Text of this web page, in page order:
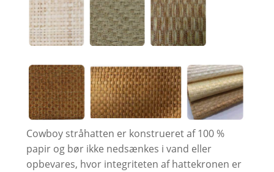
Cowboy stråhatten er konstrueret af 100 %
papir og bør ikke nedsænkes i vand eller
opbevares, hvor integriteten af ​​hattekronen er